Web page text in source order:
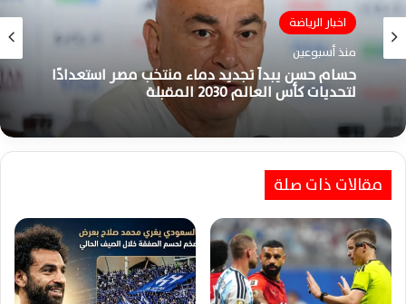
اخبار الرياضة
منذ أسبوعين
حسام حسن يبدأ تجديد دماء منتخب مصر استعدادًا
لتحديات كأس العالم 2030 المقبلة
الاهلي
منذ أسبوعين
رسمياً.. الزمالك وبيراميدز يتأهلان للأبطال والأهلي
وزد يمثلان مصر بالكونفدرالية
مقالات ذات صلة